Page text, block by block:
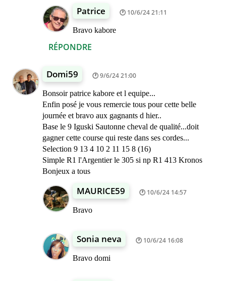
RÉPONDRE
Patrice 10/6/24 21:11
Bravo kabore
Domi59 9/6/24 21:00
Bonsoir patrice kabore et l equipe...
Enfin posé je vous remercie tous pour cette belle
journée et bravo aux gagnants d hier..
Base le 9 Iguski Sautonne cheval de qualité...doit
gagner cette course qui reste dans ses cordes...
Selection 9 13 4 10 2 11 15 8 (16)
Simple R1 l'Argentier le 305 si np R1 413 Kronos
Bonjeux a tous
MAURICE59 10/6/24 14:57
Bravo
Sonia neva 10/6/24 16:08
Bravo domi